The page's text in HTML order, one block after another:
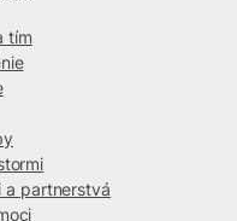
tím
a partnerstvá